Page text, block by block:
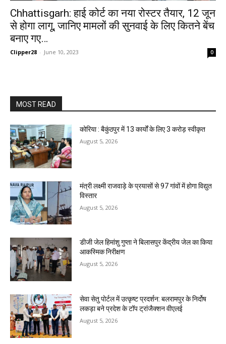
Chhattisgarh: हाई कोर्ट का नया रोस्टर तैयार, 12 जून
से होगा लागू, जानिए मामलों की सुनवाई के लिए कितने बेंच
बनाए गए…
Clipper28 - June 10, 2023 0
MOST READ
कोरिया : बैकुंठपुर में 13 कार्यों के लिए 3 करोड़ स्वीकृत
August 5, 2026
मंत्री लक्ष्मी राजवाड़े के प्रयासों से 97 गांवों में होगा विद्युत
विस्तार
August 5, 2026
डीजी जेल हिमांशु गुप्ता ने बिलासपुर केंद्रीय जेल का किया
आकस्मिक निरीक्षण
August 5, 2026
सेवा सेतु पोर्टल में उत्कृष्ट प्रदर्शन: बलरामपुर के निर्दोष
लकड़ा बने प्रदेश के टॉप ट्रांजैक्शन वीएलई
August 5, 2026